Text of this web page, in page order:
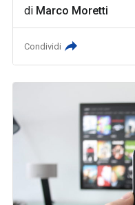
di Marco Moretti
Condividi